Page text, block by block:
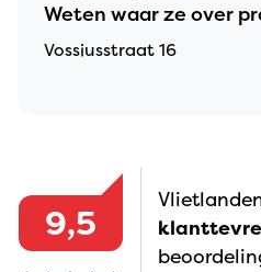
Weten waar ze over
Vossiusstraat 16
9,5